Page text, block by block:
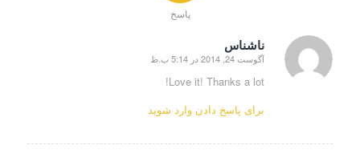
پاسخ
ناشناس
says:
آگوست 24, 2014 در 5:14 ب.ظ
Love it! Thanks a lot!
برای پاسخ دادن وارد شوید